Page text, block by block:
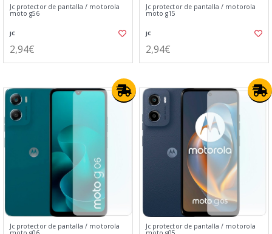
Jc protector de pantalla / motorola
moto g56
JC
2,94€
Jc protector de pantalla / motorola
moto g15
JC
2,94€
Jc protector de pantalla / motorola Jc protector de pantalla / motorola